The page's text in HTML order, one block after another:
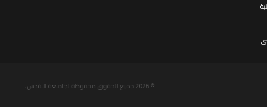
© 2026 جميع الحقوق محفوظة لجامـعة الـقدس.